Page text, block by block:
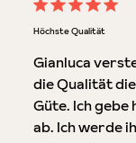
Bewertung mit
Höchste Qualität
Gianluca
die Qualität
Güte. Ich gebe
ab. Ich werde